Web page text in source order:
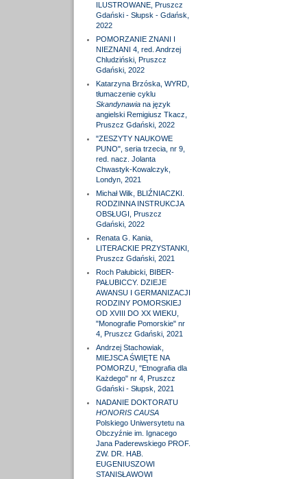
ILUSTROWANE, Pruszcz
Gdański - Słupsk - Gdańsk,
2022
POMORZANIE ZNANI I
NIEZNANI 4, red. Andrzej
Chludziński, Pruszcz
Gdański, 2022
Katarzyna Brzóska, WYRD,
tłumaczenie cyklu
Skandynawiana język
angielski Remigiusz Tkacz,
Pruszcz Gdański, 2022
"ZESZYTY NAUKOWE
PUNO", seria trzecia, nr 9,
red. nacz. Jolanta
Chwastyk-Kowalczyk,
Londyn, 2021
Michał Wilk, BLIŹNIACZKI.
RODZINNA INSTRUKCJA
OBSŁUGI, Pruszcz
Gdański, 2022
Renata G. Kania,
LITERACKIE PRZYSTANKI,
Pruszcz Gdański, 2021
Roch Pałubicki, BIBER-
PAŁUBICCY. DZIEJE
AWANSU I GERMANIZACJI
RODZINY POMORSKIEJ
OD XVIII DO XX WIEKU,
"Monografie Pomorskie" nr
4, Pruszcz Gdański, 2021
Andrzej Stachowiak,
MIEJSCA ŚWIĘTE NA
POMORZU, "Etnografia dla
Każdego" nr 4, Pruszcz
Gdański - Słupsk, 2021
NADANIE DOKTORATU
HONORIS CAUSA
Polskiego Uniwersytetu na
Obczyźnie im. Ignacego
Jana Paderewskiego PROF.
ZW. DR. HAB.
EUGENIUSZOWI
STANISŁAWOWI